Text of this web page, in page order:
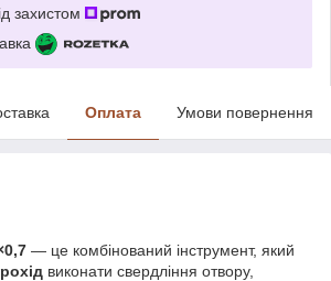
захистом
Оплата Умови повернення
— це комбінований інструмент, який
виконати свердління отвору,